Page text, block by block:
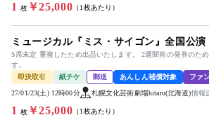
1 枚￥25,000 （1枚あたり）
ミュージカル『ミス・サイゴン』全国公演
S席未定 重複したため出品いたします。 2週間前の発券のた
す。
即決取引
紙チケ 郵送 あんしん補償対象 ファ
27/01/23(土) 12時00分 札幌文化芸術劇場hitaru(北海道)情報
1 枚￥25,000 （1枚あたり）